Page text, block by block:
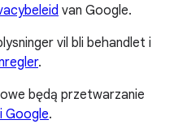
van Google.
vil bli behandlet i
.
będą przetwarzanie
Google.